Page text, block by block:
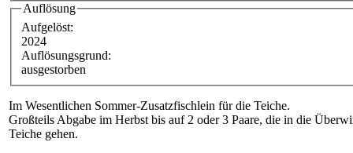
Auflösung
Aufgelöst:
2024
Auflösungsgrund:
ausgestorben
Im Wesentlichen Sommer-Zusatzfischlein für die Teiche.
Großteils Abgabe im Herbst bis auf 2 oder 3 Paare, die in die
Teiche gehen.